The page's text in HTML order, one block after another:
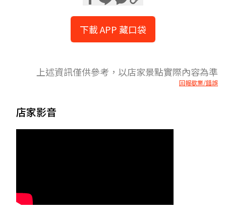
下載 APP 藏口袋
上述資訊僅供參考，以店家景點實際內容為準
回報歇業/錯誤
店家影音